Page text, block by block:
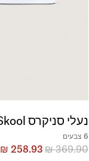
נעלי סניקרס Old Skool
6 צבעים
₪369.90
₪ 258.93